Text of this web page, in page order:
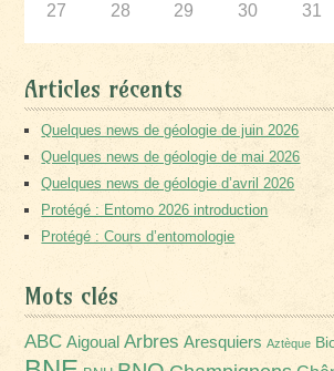
27 28 29 30 31
Articles récents
Quelques news de géologie de juin 2026
Quelques news de géologie de mai 2026
Quelques news de géologie d’avril 2026
Protégé : Entomo 2026 introduction
Protégé : Cours d’entomologie
Mots clés
ABC Aigoual Arbres Aresquiers Aztèque